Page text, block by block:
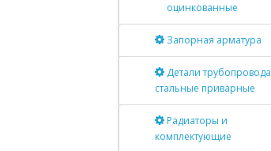
оцинкованные
Запорная арматура
Детали трубопровода
стальные приварные
Радиаторы и
комплектующие